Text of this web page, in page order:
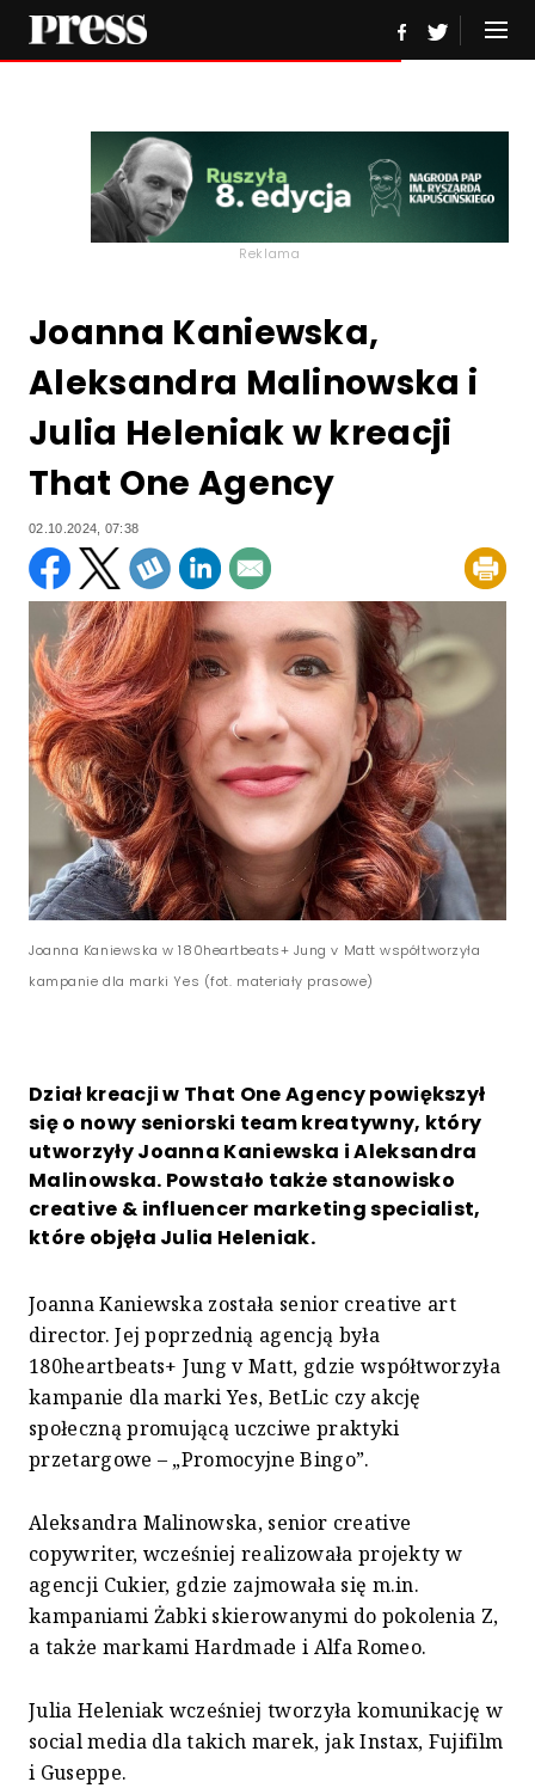
Reklama
Joanna Kaniewska,
Aleksandra Malinowska i
Julia Heleniak w kreacji
That One Agency
02.10.2024, 07:38
Joanna Kaniewska w 180heartbeats+ Jung v Matt współtworzyła
kampanie dla marki Yes (fot. materiały prasowe)
Dział kreacji w That One Agency powiększył
się o nowy seniorski team kreatywny, który
utworzyły Joanna Kaniewska i Aleksandra
Malinowska. Powstało także stanowisko
creative & influencer marketing specialist,
które objęła Julia Heleniak.
Joanna Kaniewska została senior creative art
director. Jej poprzednią agencją była
180heartbeats+ Jung v Matt, gdzie współtworzyła
kampanie dla marki Yes, BetLic czy akcję
społeczną promującą uczciwe praktyki
przetargowe – „Promocyjne Bingo”.
Aleksandra Malinowska, senior creative
copywriter, wcześniej realizowała projekty w
agencji Cukier, gdzie zajmowała się m.in.
kampaniami Żabki skierowanymi do pokolenia Z,
a także markami Hardmade i Alfa Romeo.
Julia Heleniak wcześniej tworzyła komunikację w
social media dla takich marek, jak Instax, Fujifilm
i Guseppe.